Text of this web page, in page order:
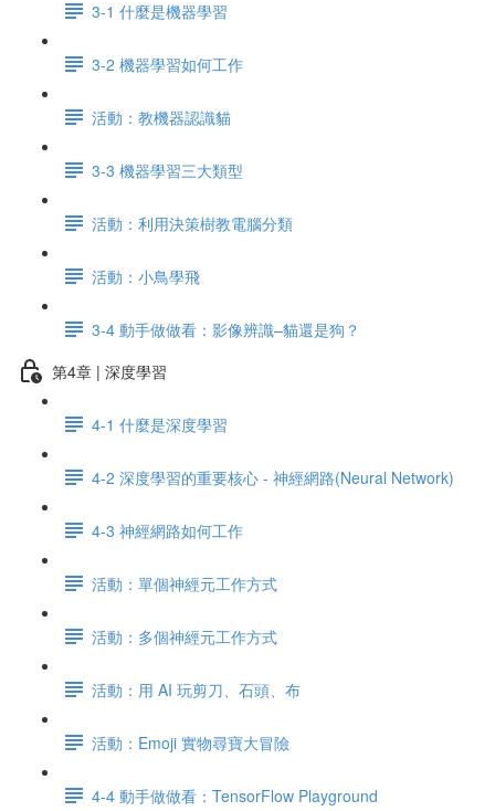
3-1 什麼是機器學習
3-2 機器學習如何工作
活動：教機器認識貓
3-3 機器學習三大類型
活動：利用決策樹教電腦分類
活動：小鳥學飛
3-4 動手做做看：影像辨識–貓還是狗？
第4章 | 深度學習
4-1 什麼是深度學習
4-2 深度學習的重要核心 - 神經網路(Neural Network)
4-3 神經網路如何工作
活動：單個神經元工作方式
活動：多個神經元工作方式
活動：用 AI 玩剪刀、石頭、布
活動：Emoji 實物尋寶大冒險
4-4 動手做做看：TensorFlow Playground